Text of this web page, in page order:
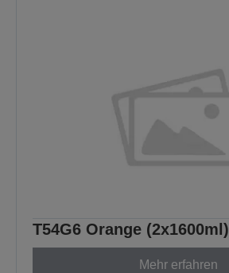
T54G6 Orange (2x1600ml)
Mehr erfahren